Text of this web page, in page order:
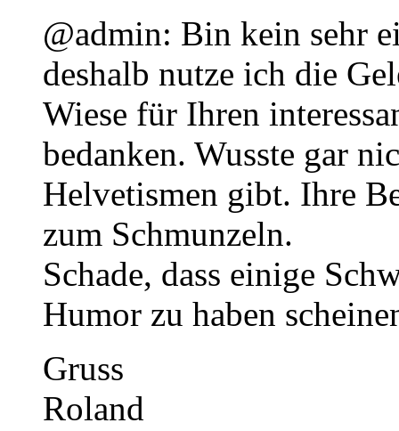
@admin: Bin kein sehr
deshalb nutze ich die
Wiese für Ihren
bedanken. Wusste gar
Helvetismen gibt. Ihre
zum Schmunzeln.
Schade, dass einige
Humor zu haben
Gruss
Roland